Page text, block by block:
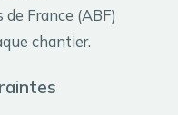
France (ABF)
chantier.